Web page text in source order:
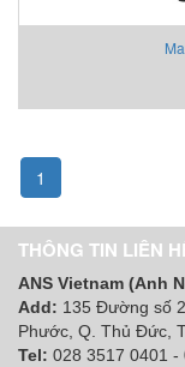
1
THÔNG TIN LIÊN
ANS Vietnam (Anh
Add: 135 Đường số
Phước, Q. Thủ Đức,
Tel: 028 3517 0401 -